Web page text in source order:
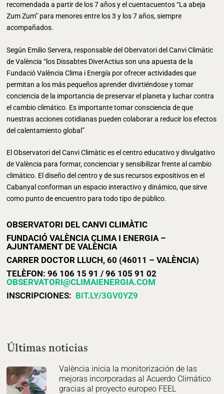
recomendada a partir de los 7 años y el cuentacuentos “La abeja
Zum Zum” para menores entre los 3 y los 7 años, siempre
acompañados.
Según Emilio Servera, responsable del Obervatori del Canvi Climàtic
de València “los Dissabtes DiverActius son una apuesta de la
Fundació València Clima i Energía por ofrecer actividades que
permitan a los más pequeños aprender divirtiéndose y tomar
conciencia de la importancia de preservar el planeta y luchar contra
el cambio climático. Es importante tomar consciencia de que
nuestras acciones cotidianas pueden colaborar a reducir los efectos
del calentamiento global”
El Observatori del Canvi Climàtic es el centro educativo y divulgativo
de València para formar, concienciar y sensibilizar frente al cambio
climático. El diseño del centro y de sus recursos expositivos en el
Cabanyal conforman un espacio interactivo y dinámico, que sirve
como punto de encuentro para todo tipo de público.
OBSERVATORI DEL CANVI CLIMÀTIC
FUNDACIÓ VALÈNCIA CLIMA I ENERGIA –
AJUNTAMENT DE VALÈNCIA
CARRER DOCTOR LLUCH, 60 (46011 – VALÈNCIA)
TELÈFON: 96 106 15 91 / 96 105 91 02
OBSERVATORI@CLIMAIENERGIA.COM
INSCRIPCIONES: BIT.LY/3GV0YZ9
Últimas noticias
València inicia la monitorización de las
mejoras incorporadas al Acuerdo Climático
gracias al proyecto europeo FEEL